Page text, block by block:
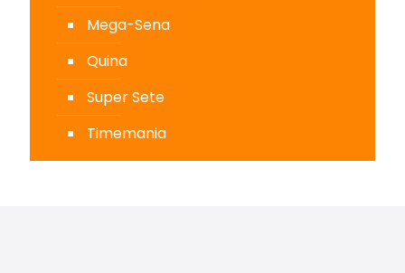
Mega-Sena
Quina
Super Sete
Timemania